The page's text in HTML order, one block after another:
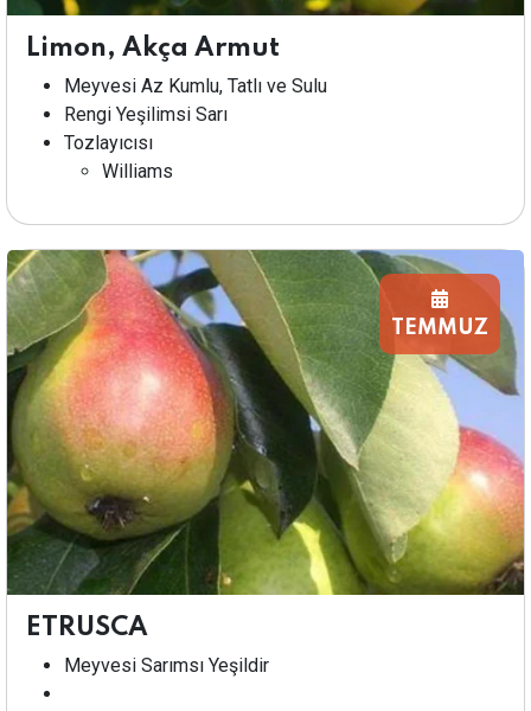
Limon, Akça Armut
Meyvesi Az Kumlu, Tatlı ve Sulu
Rengi Yeşilimsi Sarı
Tozlayıcısı
Williams
TEMMUZ
ETRUSCA
Meyvesi Sarımsı Yeşildir